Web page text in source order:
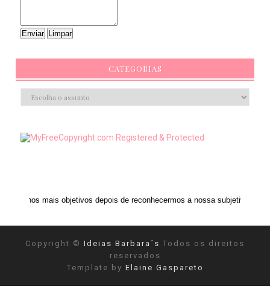
CATEGORIAS
objetivos depois de reconhecermos a nossa subjetividade." ANAIS NIN
Copyright © Ideias Barbara´s Todos os direitos
reservados
Template by Elaine Gaspareto